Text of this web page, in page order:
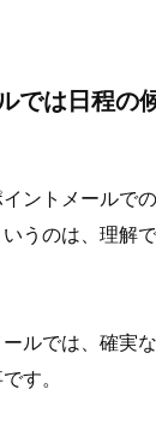
では日程の
ントメールで
うのは、理解
ルでは、確実
す。